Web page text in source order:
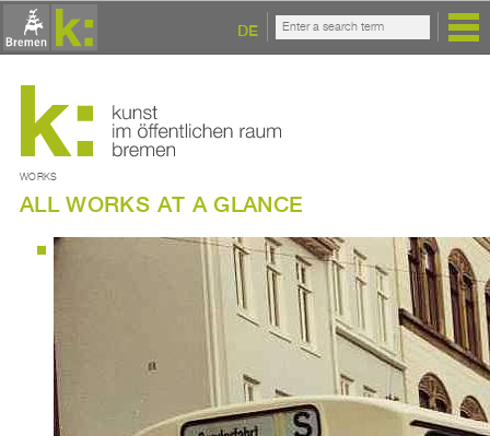
DE
WORKS
ALL WORKS AT A GLANCE